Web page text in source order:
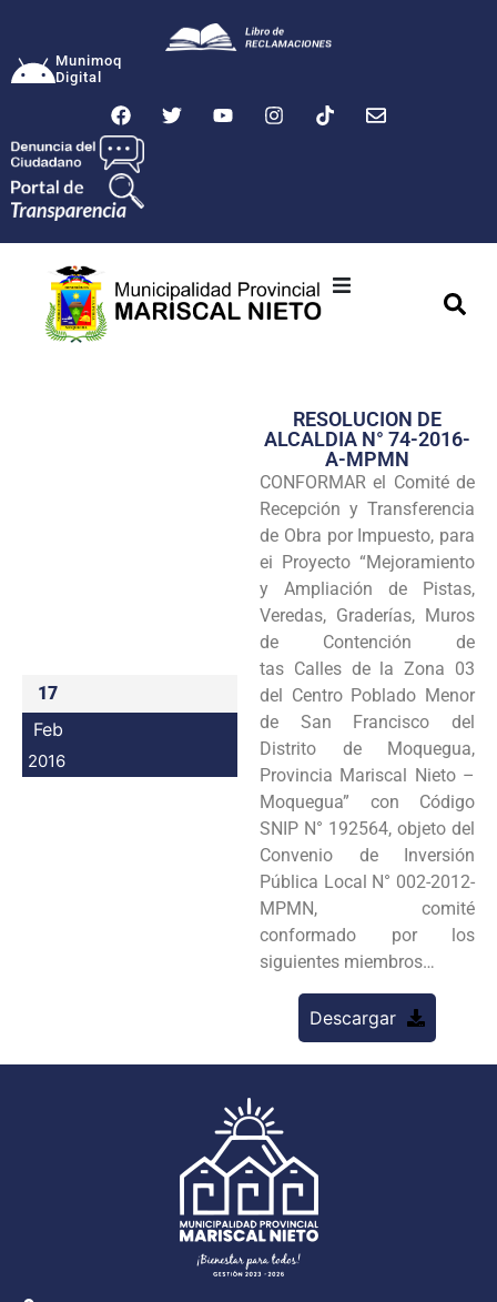
Munimoq
Digital
Transparencia
Seguridad
Programas
Intranet
17
Feb
2016
RESOLUCION DE
ALCALDIA N° 74-2016-
A-MPMN
CONFORMAR el Comité de
Recepción y Transferencia
de Obra por Impuesto, para
ei Proyecto “Mejoramiento
y Ampliación de Pistas,
Veredas, Graderías, Muros
de Contención de
tas Calles de la Zona 03
del Centro Poblado Menor
de San Francisco del
Distrito de Moquegua,
Provincia Mariscal Nieto –
Moquegua” con Código
SNIP N° 192564, objeto del
Convenio de Inversión
Pública Local N° 002-2012-
MPMN, comité
conformado por los
siguientes miembros…
Descargar